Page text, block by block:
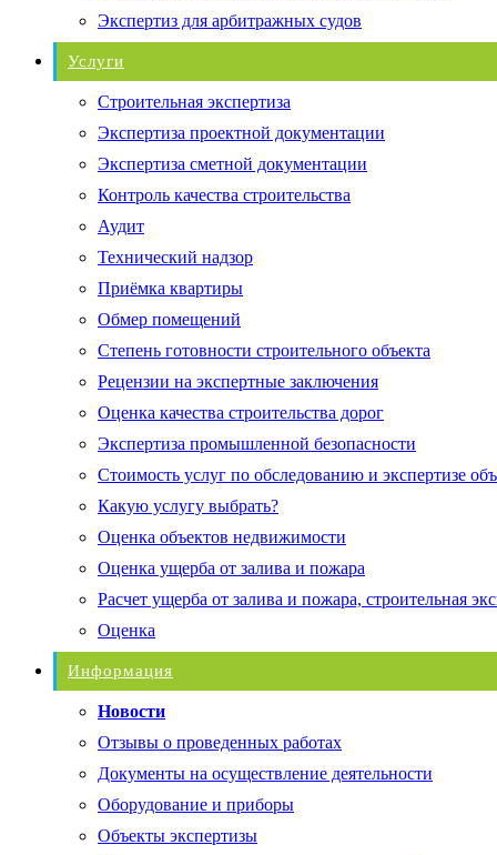
Экспертиз для арбитражных судов
Услуги
Строительная экспертиза
Экспертиза проектной документации
Экспертиза сметной документации
Контроль качества строительства
Аудит
Технический надзор
Приёмка квартиры
Обмер помещений
Степень готовности строительного объекта
Рецензии на экспертные заключения
Оценка качества строительства дорог
Экспертиза промышленной безопасности
Стоимость услуг по обследованию и экспертизе
Какую услугу выбрать?
Оценка объектов недвижимости
Оценка ущерба от залива и пожара
Расчет ущерба от залива и пожара, строительная
Оценка
Информация
Новости
Отзывы о проведенных работах
Документы на осуществление деятельности
Оборудование и приборы
Объекты экспертизы